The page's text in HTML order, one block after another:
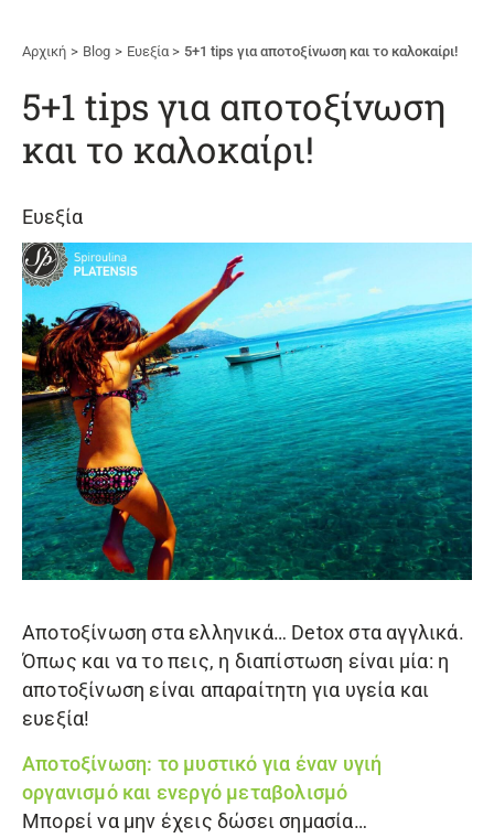
Αρχική Blog Ευεξία 5+1 tips για αποτοξίνωση και το καλοκαίρι!
5+1 tips για αποτοξίνωση
και το καλοκαίρι!
Ευεξία
Αποτοξίνωση στα ελληνικά… Detox στα αγγλικά.
Όπως και να το πεις, η διαπίστωση είναι μία: η
αποτοξίνωση είναι απαραίτητη για υγεία και
ευεξία!
Αποτοξίνωση: το μυστικό για έναν υγιή
οργανισμό και ενεργό μεταβολισμό
Μπορεί να μην έχεις δώσει σημασία…